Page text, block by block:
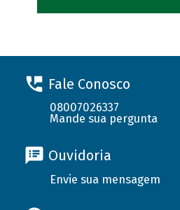
Fale Conosco
08007026337
Mande sua pergunta
Ouvidoria
Envie sua mensagem